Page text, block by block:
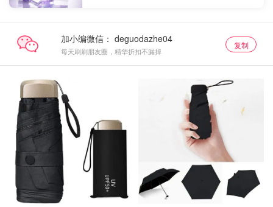
加小编微信：
每天刷刷朋友圈，精华折扣不漏掉
复制